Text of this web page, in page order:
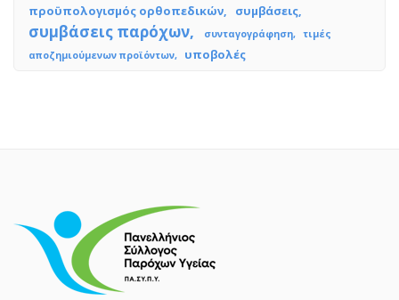
προϋπολογισμός ορθοπεδικών συμβάσεις
συμβάσεις παρόχων συνταγογράφηση
τιμές
αποζημιούμενων προϊόντων
υποβολές